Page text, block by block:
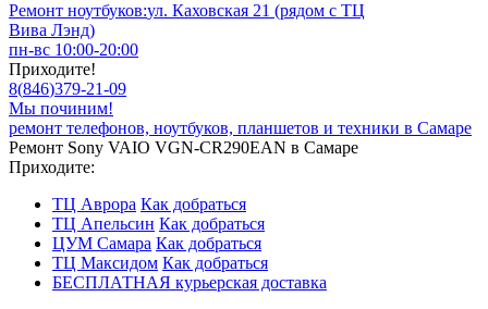
Ремонт ноутбуков:ул. Каховская 21 (рядом с ТЦ
Вива Лэнд)
пн-вс 10:00-20:00
Приходите!
8(846)379-21-09
Мы починим!
ремонт телефонов, ноутбуков, планшетов и техники в Самаре
Ремонт Sony VAIO VGN-CR290EAN в Самаре
Приходите:
ТЦ Аврора Как добраться
ТЦ Апельсин Как добраться
ЦУМ Самара Как добраться
ТЦ Максидом Как добраться
БЕСПЛАТНАЯ курьерская доставка